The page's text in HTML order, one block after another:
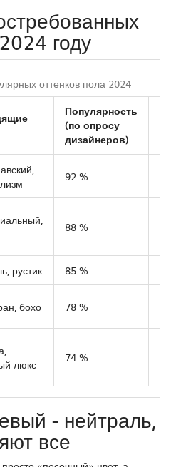
году
оттенков пола 2024
Популярность
(по опросу
дизайнеров)
92 %
88 %
рустик 85 %
бохо 78 %
люкс
74 %
- нейтраль,
все